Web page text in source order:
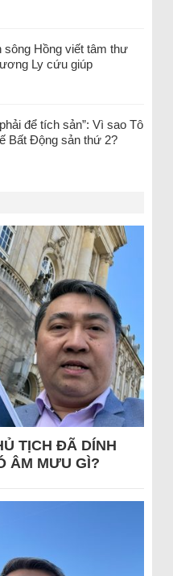
sông Hồng viết tâm thư
Ly cứu giúp
để tích sản”: Vì sao Tô
Bất Động sản thứ 2?
TỊCH ĐÃ DÍNH
ÂM MƯU GÌ?